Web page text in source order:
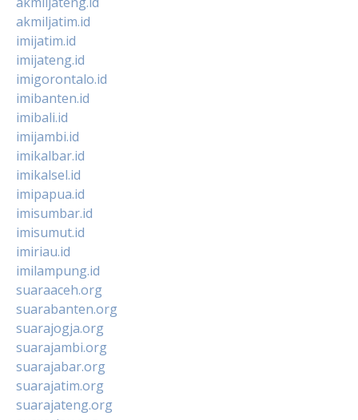
akmiljatim.id
imijatim.id
imijateng.id
imigorontalo.id
imibanten.id
imibali.id
imijambi.id
imikalbar.id
imikalsel.id
imipapua.id
imisumbar.id
imisumut.id
imiriau.id
imilampung.id
suaraaceh.org
suarabanten.org
suarajogja.org
suarajambi.org
suarajabar.org
suarajatim.org
suarajateng.org